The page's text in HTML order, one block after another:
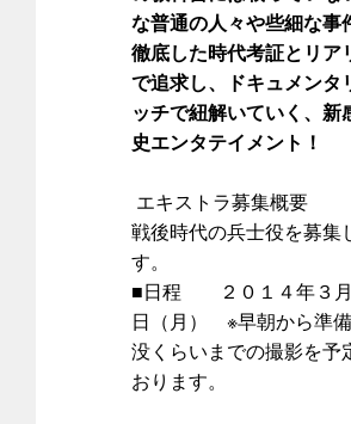
な普通の人々や些細な事
徹底した時代考証とリア
で追求し、ドキュメンタ
ッチで紐解いていく、新
史エンタテイメント！
エキストラ募集概要
戦後時代の兵士役を募集
す。
■日程 ２０１４年３月
日（月） ※早朝から準
没くらいまでの撮影を予
おります。